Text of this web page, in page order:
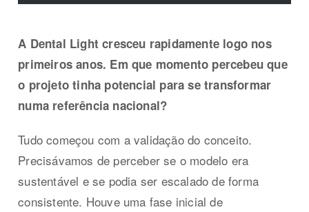
A Dental Light cresceu rapidamente logo nos
primeiros anos. Em que momento percebeu que
o projeto tinha potencial para se transformar
numa referência nacional?
Tudo começou com a validação do conceito.
Precisávamos de perceber se o modelo era
sustentável e se podia ser escalado de forma
consistente. Houve uma fase inicial de